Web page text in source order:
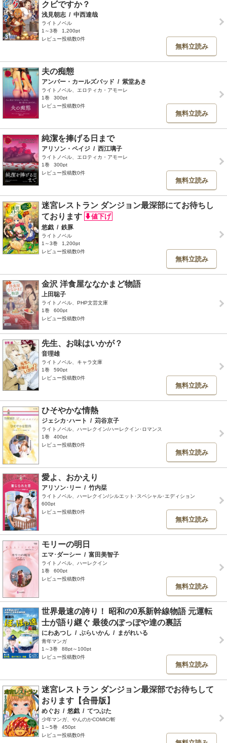
クビですか？
浅見朝志 / 中西達哉
ライトノベル
1～3巻
1,200pt
レビュー投稿数0件
無料立読み
夫の痴態
アンバー・カールズバッド / 紫堂あき
ライトノベル、エロティカ・アモーレ
1巻
300pt
レビュー投稿数0件
無料立読み
純潔を捧げる日まで
アリソン・ペイジ / 西江璃子
ライトノベル、エロティカ・アモーレ
1巻
300pt
レビュー投稿数0件
無料立読み
迷宮レストラン ダンジョン最深部にてお待ちし
ております
悠戯 / 鉄豚
ライトノベル
1～3巻
1,200pt
レビュー投稿数0件
無料立読み
金沢 洋食屋ななかまど物語
上田聡子
ライトノベル、PHP文芸文庫
1巻
600pt
レビュー投稿数0件
先生、お味はいかが？
音理雄
ライトノベル、キャラ文庫
1巻
590pt
レビュー投稿数0件
無料立読み
ひそやかな情熱
ジェシカ･ハート / 苅谷京子
ライトノベル、ハーレクイン/ハーレクイン･ロマンス
1巻
400pt
レビュー投稿数0件
無料立読み
愛よ、おかえり
アリソン･リー / 竹内栞
ライトノベル、ハーレクイン/シルエット･スペシャル･エディション
600pt
レビュー投稿数0件
無料立読み
モリーの明日
エマ･ダーシー / 富田美智子
ライトノベル、ハーレクイン
1巻
600pt
レビュー投稿数0件
無料立読み
世界最速の誇り！ 昭和の0系新幹線物語 元運転
士が語り継ぐ 最後のぽっぽや達の裏話
にわあつし / ぶらいかん / まがれいる
青年マンガ
1～3巻
88pt～100pt
レビュー投稿数0件
無料立読み
迷宮レストラン ダンジョン最深部でお待ちして
おります【合冊版】
めぐお / 悠戯 / てつぶた
少年マンガ、やんのかCOMIC/斬
1～5巻
450pt
レビュー投稿数0件